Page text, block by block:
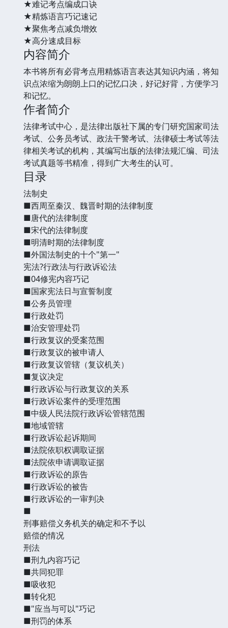
★难记考点编成口诀
★精炼语言巧记速记
★聚焦考点减负增效
★高分速成目标
内容简介
本书将所有必背考点用精炼语言表达其知识内涵，将知
识点浓缩为朗朗上口的记忆口决，好记好背，方便学习
和记忆。
作者简介
法律考试中心，是法律出版社下属的专门研究国家司法
考试、公务员考试、政法干警考试、法律硕士考试等法
律相关考试的机构，其编写出版的法律法规汇编、司法
考试真题等书精准，得到广大考生的认可。
目录
法制史
■西周至秦汉、魏晋时期的法律制度
■唐代的法律制度
■宋代的法律制度
■明清时期的法律制度
■外国法制史的十个"第一"
宪法?行政法与行政诉讼法
■04修宪内容巧记
■国家宪法日与宣誓制度
■公务员管理
■行政处罚
■治安管理处罚
■行政复议的受案范围
■行政复议的被申请人
■行政复议管辖（复议机关）
■复议决定
■行政诉讼与行政复议的关系
■行政诉讼案件的受理范围
■中级人民法院行政诉讼管辖范围
■地域管辖
■行政诉讼起诉期间
■法院依职权调取证据
■法院依申请调取证据
■行政诉讼的原告
■行政诉讼的被告
■行政诉讼的一审判决
■
刑事赔偿义务机关的确定和不予以
赔偿的情况
刑法
■刑九内容巧记
■共同犯罪
■吸收犯
■转化犯
■"应当与可以"巧记
■刑罚的体系